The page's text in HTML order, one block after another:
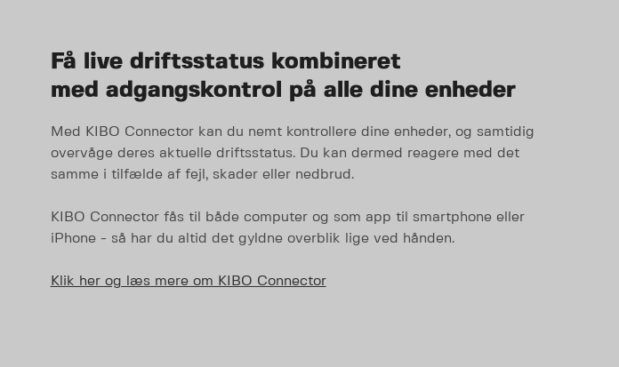
Få live driftsstatus kombineret
med adgangskontrol på alle dine enheder
Med KIBO Connector kan du nemt kontrollere dine enheder, og samtidig
overvåge deres aktuelle driftsstatus. Du kan dermed reagere med det
samme i tilfælde af fejl, skader eller nedbrud.
KIBO Connector fås til både computer og som app til smartphone eller
iPhone - så har du altid det gyldne overblik lige ved hånden.
Klik her og læs mere om KIBO Connector